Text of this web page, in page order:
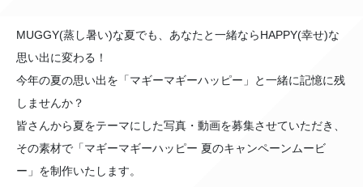
MUGGY(蒸し暑い)な夏でも、あなたと一緒ならHAPPY(幸せ)な
思い出に変わる！
今年の夏の思い出を「マギーマギーハッピー」と一緒に記憶に残
しませんか？
皆さんから夏をテーマにした写真・動画を募集させていただき、
その素材で「マギーマギーハッピー 夏のキャンペーンムービ
ー」を制作いたします。